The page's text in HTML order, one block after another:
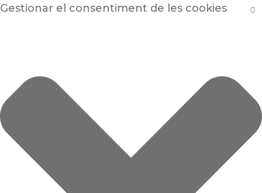
Gestionar el consentiment de les cookies